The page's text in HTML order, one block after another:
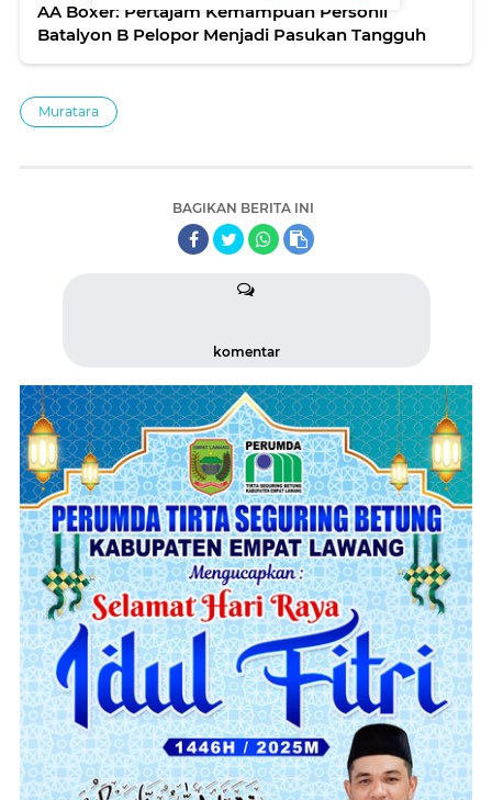
AA Boxer: Pertajam Kemampuan Personil
Batalyon B Pelopor Menjadi Pasukan Tangguh
Muratara
BAGIKAN BERITA INI
komentar